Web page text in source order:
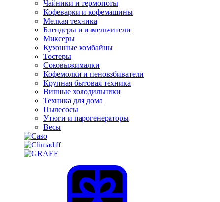
Чайники и термопоты
Кофеварки и кофемашины
Мелкая техника
Блендеры и измельчители
Миксеры
Кухонные комбайны
Тостеры
Соковыжималки
Кофемолки и пеновзбиватели
Крупная бытовая техника
Винные холодильники
Техника для дома
Пылесосы
Утюги и парогенераторы
Весы